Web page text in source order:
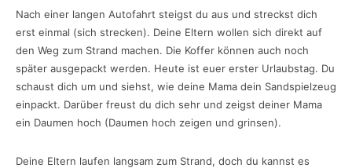
Nach einer langen Autofahrt steigst du aus und streckst dich
erst einmal (sich strecken). Deine Eltern wollen sich direkt auf
den Weg zum Strand machen. Die Koffer können auch noch
später ausgepackt werden. Heute ist euer erster Urlaubstag. Du
schaust dich um und siehst, wie deine Mama dein Sandspielzeug
einpackt. Darüber freust du dich sehr und zeigst deiner Mama
ein Daumen hoch (Daumen hoch zeigen und grinsen).
Deine Eltern laufen langsam zum Strand, doch du kannst es